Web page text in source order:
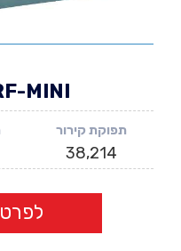
MINI
תפוקת קירור
38,214